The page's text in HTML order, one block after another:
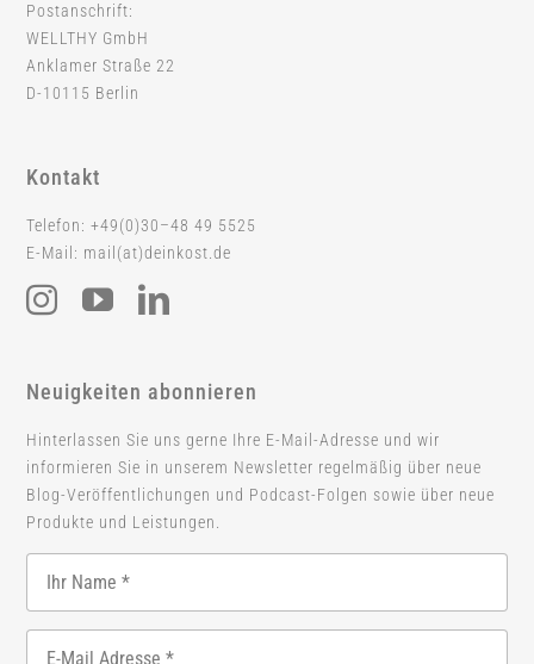
Postanschrift:
WELLTHY GmbH
Anklamer Straße 22
D-10115 Berlin
Kontakt
Telefon: +49(0)30–48 49 5525
E-Mail: mail(at)deinkost.de
Neuigkeiten abonnieren
Hinterlassen Sie uns gerne Ihre E-Mail-Adresse und wir
informieren Sie in unserem Newsletter regelmäßig über neue
Blog-Veröffentlichungen und Podcast-Folgen sowie über neue
Produkte und Leistungen.